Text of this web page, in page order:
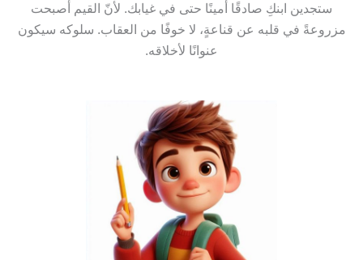
ستجدين ابنكِ صادقًا أمينًا حتى في غيابك. لأنّ القيم أصبحت
مزروعةً في قلبه عن قناعةٍ، لا خوفًا من العقاب. سلوكه سيكون
عنوانًا لأخلاقه.